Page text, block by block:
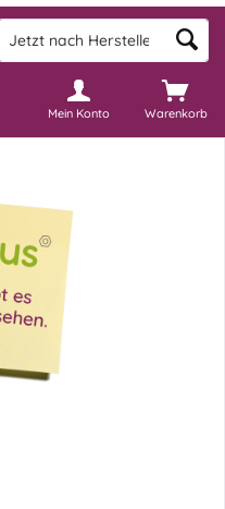
Warenkorb
Mein Konto